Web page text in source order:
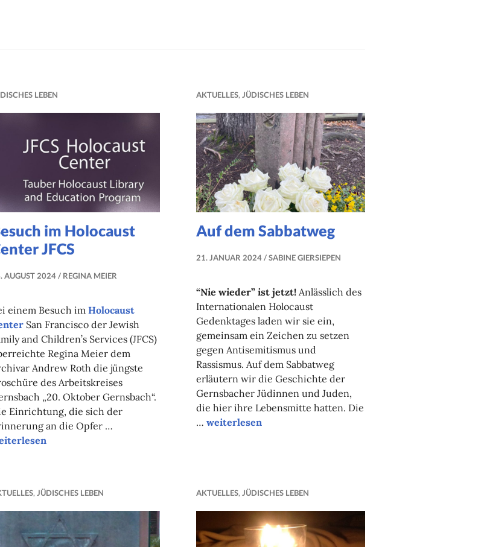
LEBEN
im Holocaust
JFCS
AUGUST 2024 REGINA MEIER
einem Besuch imHolocaust
San Francisco der Jewish
and Children’s Services (JFCS)
Regina Meier dem
Andrew Roth die jüngste
des Arbeitskreises
„20. Oktober Gernsbach“.
Einrichtung, die sich der
an die Opfer …
“Besuch
JFCS”
AKTUELLES, JÜDISCHES LEBEN
Auf dem Sabbatweg
21. JANUAR 2024 SABINE GIERSIEPEN
“Nie wieder” ist jetzt! Anlässlich des
Internationalen Holocaust
Gedenktages laden wir sie ein,
gemeinsam ein Zeichen zu setzen
gegen Antisemitismus und
Rassismus. Auf dem Sabbatweg
erläutern wir die Geschichte der
Gernsbacher Jüdinnen und Juden,
die hier ihre Lebensmitte hatten. Die
… weiterlesen“Auf
, JÜDISCHES LEBEN AKTUELLES, JÜDISCHES LEBEN